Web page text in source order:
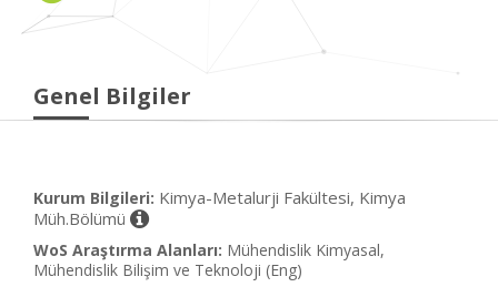
Genel Bilgiler
Kurum Bilgileri: Kimya-Metalurji Fakültesi, Kimya
Müh.Bölümü
WoS Araştırma Alanları: Mühendislik Kimyasal,
Mühendislik Bilişim ve Teknoloji (Eng)